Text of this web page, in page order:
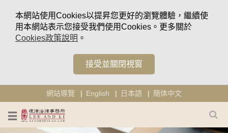
本網站使用Cookies以提昇您更好的瀏覽體驗，繼續使
用本網站表示您接受我們使用Cookies。更多關於
Cookies政策說明 。
接受並關閉視窗
網站導覽 English 日本語 簡体中文